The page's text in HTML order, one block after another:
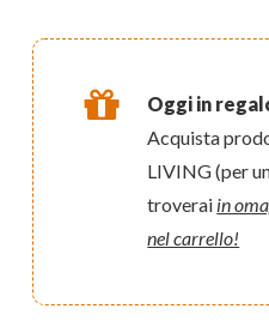
Oggi in
Acquista
LIVING (per
troverai in
nel carrello!